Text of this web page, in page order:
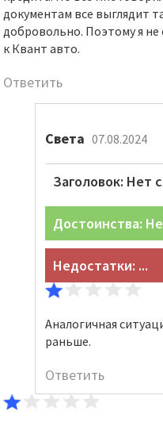
документам все выглядит
добровольно. Поэтому я
к Квант авто.
Ответить
Света 07.08.2024
Заголовок: Нет
Достоинства:
Недостатки: ...
Аналогичная
раньше.
Ответить